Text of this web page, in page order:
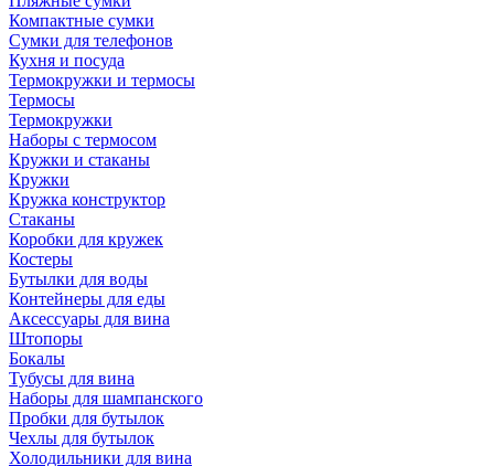
Компактные сумки
Сумки для телефонов
Кухня и посуда
Термокружки и термосы
Термосы
Термокружки
Наборы с термосом
Кружки и стаканы
Кружки
Кружка конструктор
Стаканы
Коробки для кружек
Костеры
Бутылки для воды
Контейнеры для еды
Аксессуары для вина
Штопоры
Бокалы
Тубусы для вина
Наборы для шампанского
Пробки для бутылок
Чехлы для бутылок
Холодильники для вина